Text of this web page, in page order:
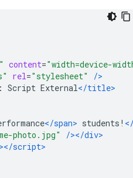
content="width=device-
rel="stylesheet"
/>
External</title>
</span> students!
photo.jpg"
/></div>
></script>